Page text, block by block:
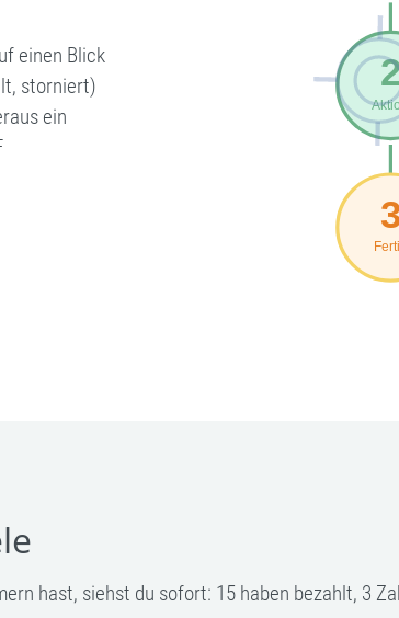
einen Blick
storniert)
ein
hast, siehst du sofort: 15 haben bezahlt, 3